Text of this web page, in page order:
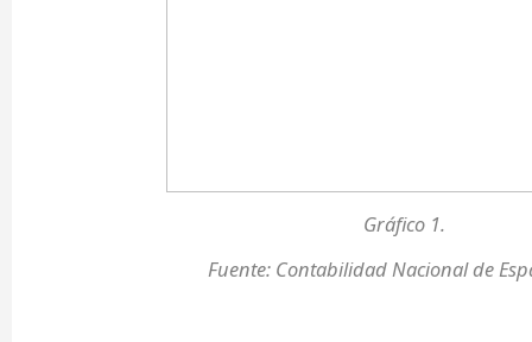
Gráfico 1.
Fuente: Contabilidad Nacional de